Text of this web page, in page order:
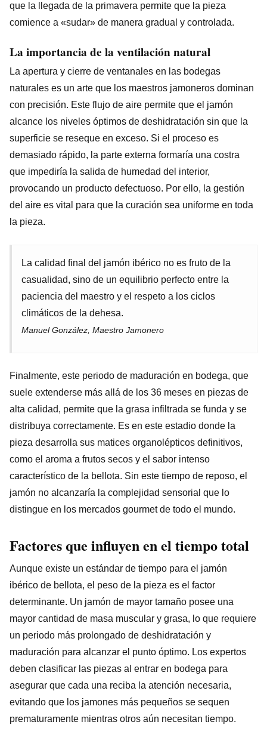
que la llegada de la primavera permite que la pieza
comience a «sudar» de manera gradual y controlada.
La importancia de la ventilación natural
La apertura y cierre de ventanales en las bodegas
naturales es un arte que los maestros jamoneros dominan
con precisión. Este flujo de aire permite que el jamón
alcance los niveles óptimos de deshidratación sin que la
superficie se reseque en exceso. Si el proceso es
demasiado rápido, la parte externa formaría una costra
que impediría la salida de humedad del interior,
provocando un producto defectuoso. Por ello, la gestión
del aire es vital para que la curación sea uniforme en toda
la pieza.
La calidad final del jamón ibérico no es fruto de la
casualidad, sino de un equilibrio perfecto entre la
paciencia del maestro y el respeto a los ciclos
climáticos de la dehesa.
Manuel González, Maestro Jamonero
Finalmente, este periodo de maduración en bodega, que
suele extenderse más allá de los 36 meses en piezas de
alta calidad, permite que la grasa infiltrada se funda y se
distribuya correctamente. Es en este estadio donde la
pieza desarrolla sus matices organolépticos definitivos,
como el aroma a frutos secos y el sabor intenso
característico de la bellota. Sin este tiempo de reposo, el
jamón no alcanzaría la complejidad sensorial que lo
distingue en los mercados gourmet de todo el mundo.
Factores que influyen en el tiempo total
Aunque existe un estándar de tiempo para el jamón
ibérico de bellota, el peso de la pieza es el factor
determinante. Un jamón de mayor tamaño posee una
mayor cantidad de masa muscular y grasa, lo que requiere
un periodo más prolongado de deshidratación y
maduración para alcanzar el punto óptimo. Los expertos
deben clasificar las piezas al entrar en bodega para
asegurar que cada una reciba la atención necesaria,
evitando que los jamones más pequeños se sequen
prematuramente mientras otros aún necesitan tiempo.